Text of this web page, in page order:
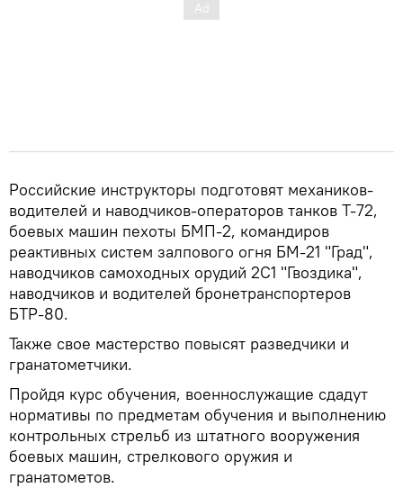
Российские инструкторы подготовят механиков-
водителей и наводчиков-операторов танков Т-72,
боевых машин пехоты БМП-2, командиров
реактивных систем залпового огня БМ-21 "Град",
наводчиков самоходных орудий 2С1 "Гвоздика",
наводчиков и водителей бронетранспортеров
БТР-80.
Также свое мастерство повысят разведчики и
гранатометчики.
Пройдя курс обучения, военнослужащие сдадут
нормативы по предметам обучения и выполнению
контрольных стрельб из штатного вооружения
боевых машин, стрелкового оружия и
гранатометов.